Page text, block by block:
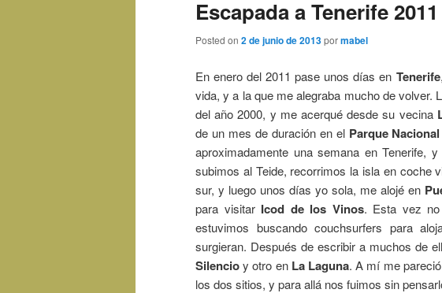
Escapada a Tenerife 2011
Posted on 2 de junio de 2013pormabel
En enero del 2011 pase unos días en Tenerife
vida, y a la que me alegraba mucho de volver.
del año 2000, y me acerqué desde su vecina
de un mes de duración en el Parque
aproximadamente una semana en Tenerife,
subimos al Teide, recorrimos la isla en coche
sur, y luego unos días yo sola, me alojé en
para visitar Icod de los Vinos. Esta vez no
estuvimos buscando couchsurfers para
surgieran. Después de escribir a muchos de
Silencioy otro en La Laguna. A mí me
los dos sitios, y para allá nos fuimos sin